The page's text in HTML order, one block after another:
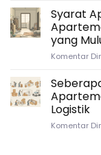
Syarat
yang
Komentar
Logistik
Komentar